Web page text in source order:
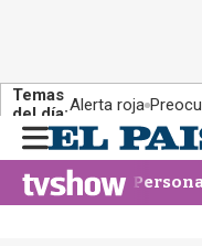
Temas
del día:Alerta roja
n
u